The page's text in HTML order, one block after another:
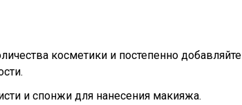
косметики и постепенно добавляйте
и спонжи для нанесения макияжа.